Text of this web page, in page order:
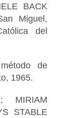
BACK
Miguel,
del
de
1965.
MIRIAM
STABLE